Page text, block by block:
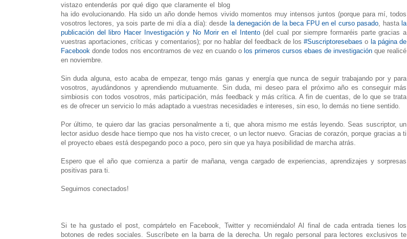
vistazo entenderás por qué digo que claramente el blog
ha ido evolucionando. Ha sido un año donde hemos vivido momentos muy intensos juntos (porque para mí, todos
vosotros lectores, ya sois parte de mi día a día): desde la denegación de la beca FPU en el curso pasado , hastala
publicación del libro Hacer Investigación y No Morir en el Intento(del cual por siempre formaréis parte gracias a
vuestras aportaciones, críticas y comentarios); por no hablar del feedback de los#Suscriptoresebaes o la página de
Facebook donde todos nos encontramos de vez en cuando o los primeros cursos ebaes de investigación que realicé
en noviembre.
Sin duda alguna, esto acaba de empezar, tengo más ganas y energía que nunca de seguir trabajando por y para
vosotros, ayudándonos y aprendiendo mutuamente. Sin duda, mi deseo para el próximo año es conseguir más
simbiosis con todos vosotros, más participación, más feedback y más crítica. A fin de cuentas, de lo que se trata
es de ofrecer un servicio lo más adaptado a vuestras necesidades e intereses, sin eso, lo demás no tiene sentido.
Por último, te quiero dar las gracias personalmente a ti, que ahora mismo me estás leyendo. Seas suscriptor, un
lector asiduo desde hace tiempo que nos ha visto crecer, o un lector nuevo. Gracias de corazón, porque gracias a ti
el proyecto ebaes está despegando poco a poco, pero sin que ya haya posibilidad de marcha atrás.
Espero que el año que comienza a partir de mañana, venga cargado de experiencias, aprendizajes y sorpresas
positivas para ti.
Seguimos conectados!
Si te ha gustado el post, compártelo en Facebook, Twitter y recomiéndalo! Al final de cada entrada tienes los
botones de redes sociales. Suscríbete en la barra de la derecha. Un regalo personal para lectores exclusivos te